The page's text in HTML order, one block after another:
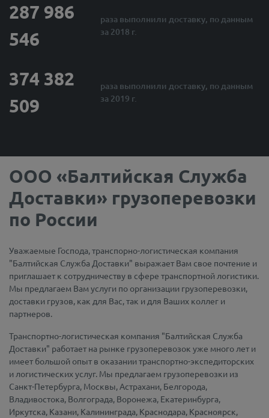
287 986
546
раза выполнили доставку, по данным
за 2018 г.
374 382
509
раза выполнили доставку, по данным
за 2019 г.
ООО «Балтийская Служба
Доставки» грузоперевозки
по России
Уважаемые Господа, транспорно-логистическая компания
"Балтийская Служба Доставки" выражает Вам свое почтение и
приглашает к сотрудничеству в сфере транспортной логистики.
Мы предлагаем Вам услуги по организации грузоперевозки,
доставки грузов, как для Вас, так и для Ваших коллег и
партнеров.
Транспортно-логистическая компания "Балтийская Служба
Доставки" работает на рынке грузоперевозок уже много лет и
имеет большой опыт в оказании транспортно-экспедиторских
и логистических услуг. Мы предлагаем грузоперевозки из
Санкт-Петербурга, Москвы, Астрахани, Белгорода,
Владивостока, Волгограда, Воронежа, Екатеринбурга,
Иркутска, Казани, Калининграда, Краснодара, Красноярск,